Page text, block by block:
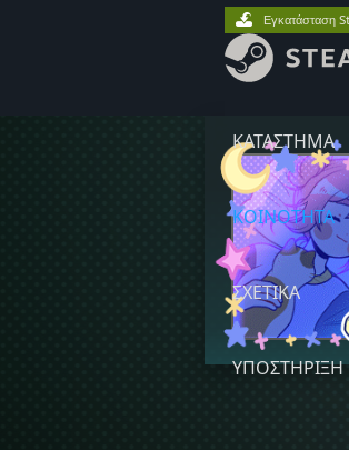
ΚΑΤΑΣΤΗΜΑ
ΚΟΙΝΟΤΗΤΑ
ΣΧΕΤΙΚΆ
ΥΠΟΣΤΗΡΙΞΗ
Εγκατάσταση